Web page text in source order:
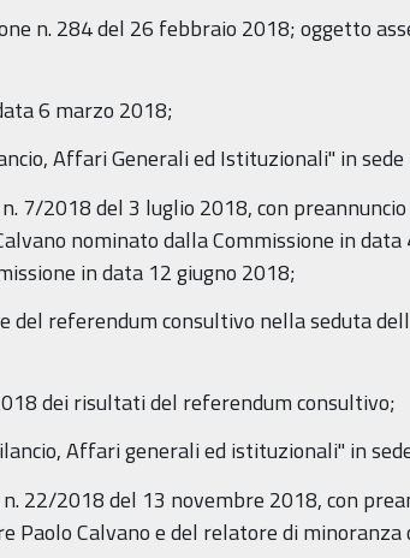
n. 284 del 26 febbraio 2018; oggetto
6 marzo 2018;
Affari Generali ed Istituzionali" in
7/2018 del 3 luglio 2018, con
nominato dalla Commissione in data
in data 12 giugno 2018;
referendum consultivo nella seduta
dei risultati del referendum consultivo;
Affari generali ed istituzionali" in
22/2018 del 13 novembre 2018, con
Paolo Calvano e del relatore di